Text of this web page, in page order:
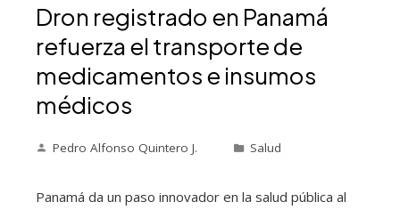
Dron registrado en Panamá
refuerza el transporte de
medicamentos e insumos
médicos
Pedro Alfonso Quintero J. Salud
Panamá da un paso innovador en la salud pública al